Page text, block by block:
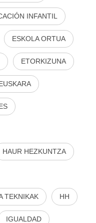
INFANTIL
ESKOLA ORTUA
ETORKIZUNA
HAUR HEZKUNTZA
TEKNIKAK HH
IGUALDAD